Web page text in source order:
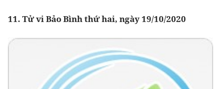
11. Tử vi Bảo Bình thứ hai, ngày 19/10/2020